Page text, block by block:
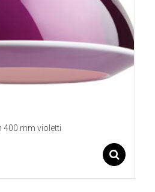
400 mm violetti